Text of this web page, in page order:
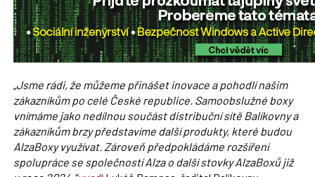
„Jsme rádi, že můžeme přinášet inovace a pohodlí našim
zákazníkům po celé České republice. Samoobslužné boxy
vnímáme jako nedílnou součást distribuční sítě Balíkovny a
zákazníkům brzy představíme další produkty, které budou
AlzaBoxy využívat. Zároveň předpokládáme rozšíření
spolupráce se společností Alza o další stovky AlzaBoxů již